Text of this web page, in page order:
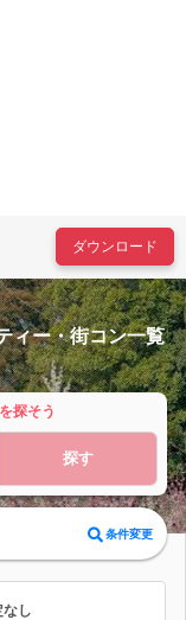
ダウンロード
ィー・街コン一覧
探そう
探す
条件変更
し